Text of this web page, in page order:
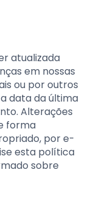
atualizada
em nossas
ou por outros
data da última
Alterações
forma
por e-
esta política
sobre